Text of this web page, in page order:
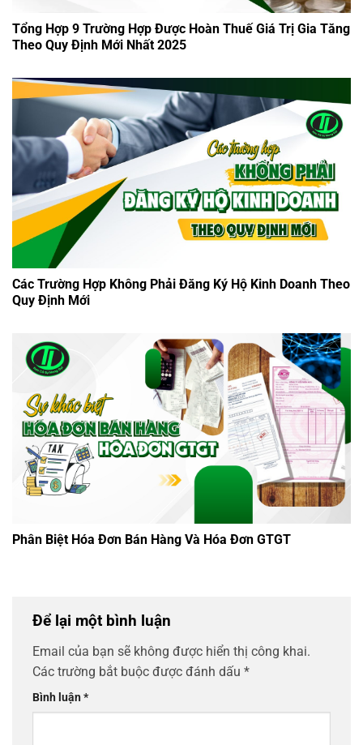
Tổng Hợp 9 Trường Hợp Được Hoàn Thuế Giá Trị Gia Tăng
Theo Quy Định Mới Nhất 2025
Các Trường Hợp Không Phải Đăng Ký Hộ Kinh Doanh Theo
Quy Định Mới
Phân Biệt Hóa Đơn Bán Hàng Và Hóa Đơn GTGT
Để lại một bình luận
Email của bạn sẽ không được hiển thị công khai.
Các trường bắt buộc được đánh dấu *
Bình luận*